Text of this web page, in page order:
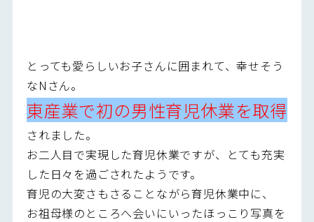
とっても愛らしいお子さんに囲まれて、幸せそう
なNさん。
東産業で初の男性育児休業を取得
されました。
お二人目で実現した育児休業ですが、とても充実
した日々を過ごされたようです。
育児の大変さもさることながら育児休業中に、
お祖母様のところへ会いにいったほっこり写真を